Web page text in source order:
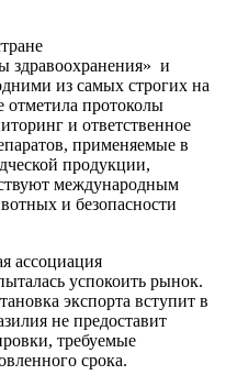
здравоохранения» и
из самых строгих на
протоколы
и ответственное
применяемые в
продукции,
международным
и безопасности
ассоциация
успокоить рынок.
экспорта вступит в
не предоставит
требуемые
срока.